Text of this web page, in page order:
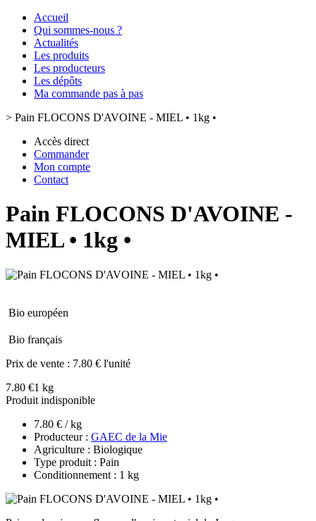
Accueil
Qui sommes-nous ?
Actualités
Les produits
Les producteurs
Les dépôts
Ma commande pas à pas
> Pain FLOCONS D'AVOINE - MIEL • 1kg •
Accès direct
Commander
Mon compte
Contact
Pain FLOCONS D'AVOINE -
MIEL • 1kg •
Bio européen
Bio français
Prix de vente : 7.80 € l'unité
7.80 €1 kg
Produit indisponible
7.80 € / kg
Producteur : GAEC de la Mie
Agriculture : Biologique
Type produit : Pain
Conditionnement : 1 kg